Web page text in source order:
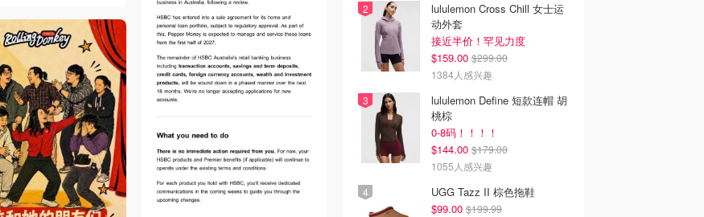
lululemon Cross Chill 女士运
动外套
接近半价！罕见力度
$159.00 $299.00
1384人感兴趣
lululemon Define 短款连帽 胡
桃棕
0-8码！！！！
$144.00 $179.00
1055人感兴趣
UGG Tazz II 棕色拖鞋
$99.00 $199.99